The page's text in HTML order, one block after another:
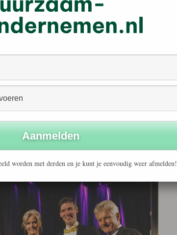
geïntroduceerd. Hierbij bepaalt een jury
op het gebied van duurzaamheid.
juryoordeel en voor vijftig procent
bestond uit afgevaardigden van ABN
en Q&A.
de leiding genomen om uitstroom
recycleproces, hoge designprincipes en
keuzes te maken. Leeshiermeer over
worden met derden en je kunt je eenvoudig weer afmelden!